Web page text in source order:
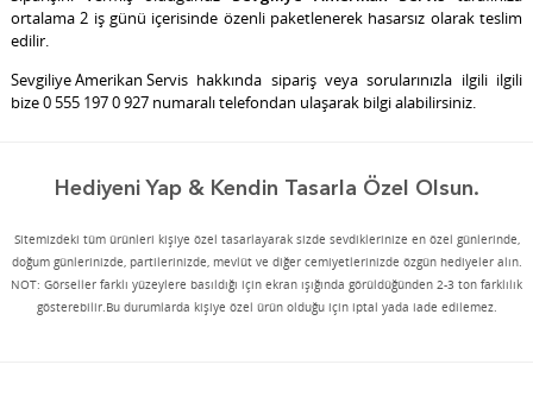
ortalama 2 iş günü içerisinde özenli paketlenerek hasarsız olarak teslim
edilir.
Sevgiliye Amerikan Servishakkında sipariş veya sorularınızla ilgili ilgili
bize 0 555 197 0 927 numaralı telefondan ulaşarak bilgi alabilirsiniz.
Hediyeni Yap & Kendin Tasarla Özel Olsun.
Sitemizdeki tüm ürünleri kişiye özel tasarlayarak sizde sevdiklerinize en özel günlerinde,
doğum günlerinizde, partilerinizde, mevlüt ve diğer cemiyetlerinizde özgün hediyeler alın.
NOT: Görseller farklı yüzeylere basıldığı için ekran ışığında görüldüğünden 2-3 ton farklılık
gösterebilir.Bu durumlarda kişiye özel ürün olduğu için iptal yada iade edilemez.